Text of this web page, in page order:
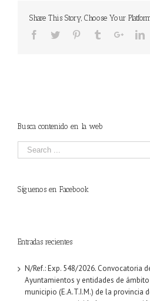
Share This Story, Choose Your
Busca contenido en la web
Síguenos en Facebook
Entradas recientes
N/Ref.: Exp. 548/2026. Convocatoria
Ayuntamientos y entidades de
municipio (E.A.T.I.M.) de la provincia